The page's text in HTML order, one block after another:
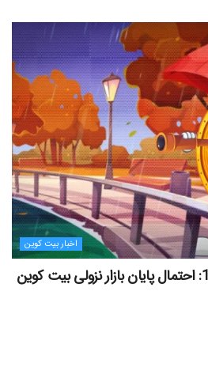
اخبار بیت کوین
تحلیلگران 10x Research: احتمال پایان بازار نزولی بیت کوین